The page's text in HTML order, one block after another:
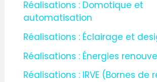
Réalisations : Domotique et
automatisation
Réalisations : Éclairage et
Réalisations : Énergies
Réalisations : IRVE (Bornes de